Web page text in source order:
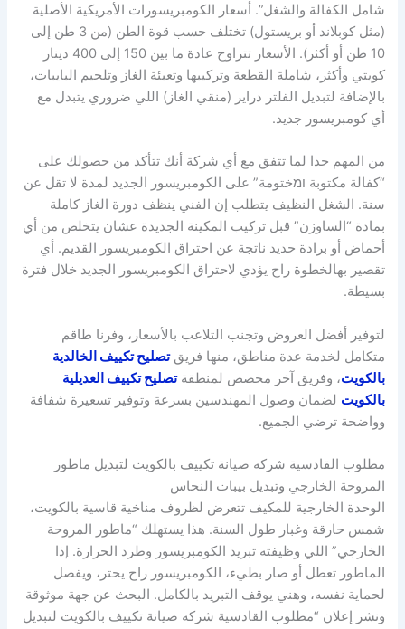
شامل الكفالة والشغل”. أسعار الكومبريسورات الأمريكية الأصلية
(مثل كوبلاند أو بريستول) تختلف حسب قوة الطن (من 3 طن إلى
10 طن أو أكثر). الأسعار تتراوح عادة ما بين 150 إلى 400 دينار
كويتي وأكثر، شاملة القطعة وتركيبها وتعبئة الغاز وتلحيم البايبات،
بالإضافة لتبديل الفلتر دراير (منقي الغاز) اللي ضروري يتبدل مع
أي كومبريسور جديد.
من المهم جدا لما تتفق مع أي شركة أنك تتأكد من حصولك على
“كفالة مكتوبة ומختومة” على الكومبريسور الجديد لمدة لا تقل عن
سنة. الشغل النظيف يتطلب إن الفني ينظف دورة الغاز كاملة
بمادة “الساوزن” قبل تركيب المكينة الجديدة عشان يتخلص من أي
أحماض أو برادة حديد ناتجة عن احتراق الكومبريسور القديم. أي
تقصير بهالخطوة راح يؤدي لاحتراق الكومبريسور الجديد خلال فترة
بسيطة.
لتوفير أفضل العروض وتجنب التلاعب بالأسعار، وفرنا طاقم
متكامل لخدمة عدة مناطق، منها فريقتصليح تكييف الخالدية
بالكويت، وفريق آخر مخصص لمنطقةتصليح تكييف العديلية
بالكويت لضمان وصول المهندسين بسرعة وتوفير تسعيرة شفافة
وواضحة ترضي الجميع.
مطلوب القادسية شركه صيانة تكييف بالكويت لتبديل ماطور
المروحة الخارجي وتبديل بيبات النحاس
الوحدة الخارجية للمكيف تتعرض لظروف مناخية قاسية بالكويت،
شمس حارقة وغبار طول السنة. هذا يستهلك “ماطور المروحة
الخارجي” اللي وظيفته تبريد الكومبريسور وطرد الحرارة. إذا
الماطور تعطل أو صار بطيء، الكومبريسور راح يحتر، ويفصل
لحماية نفسه، وهني يوقف التبريد بالكامل. البحث عن جهة موثوقة
ونشر إعلان “مطلوب القادسية شركه صيانة تكييف بالكويت لتبديل